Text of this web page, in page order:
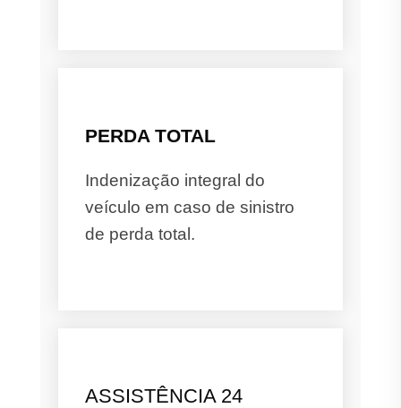
PERDA TOTAL
Indenização integral do
veículo em caso de sinistro
de perda total.
ASSISTÊNCIA 24